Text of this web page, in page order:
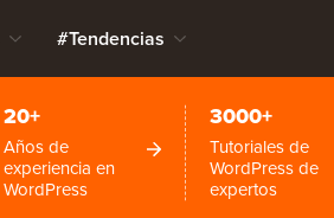
#Tendencias
20+
Años de
experiencia en
WordPress
3000+
Tutoriales de
WordPress de
expertos